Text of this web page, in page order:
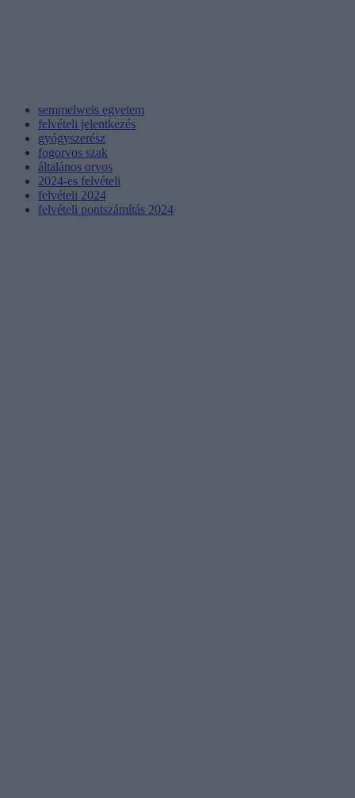
semmelweis egyetem
felvételi jelentkezés
gyógyszerész
fogorvos szak
általános orvos
2024-es felvételi
felvételi 2024
felvételi pontszámítás 2024